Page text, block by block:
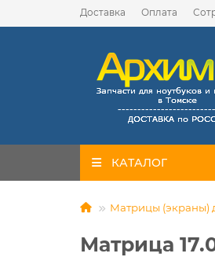
Доставка Оплата
КАТАЛОГ
Матрицы (экраны)
Матрица